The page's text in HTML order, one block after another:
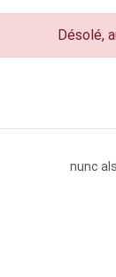
Désolé,
nunc